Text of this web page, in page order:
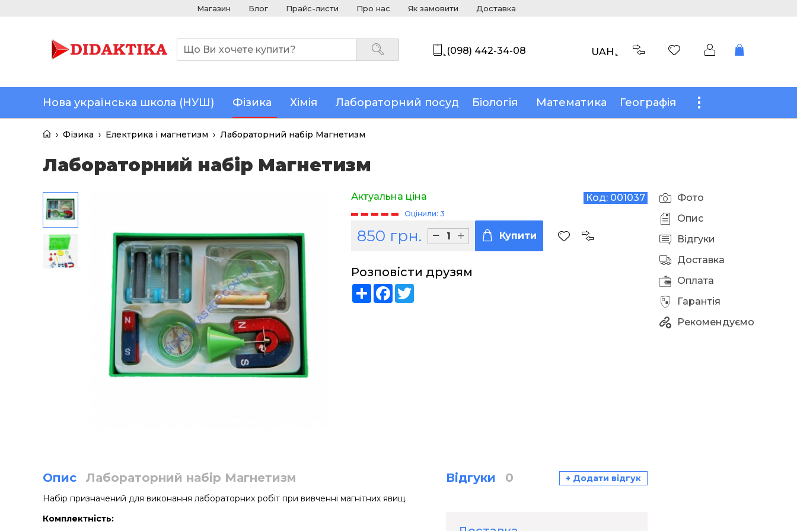
Магазин Блог Прайс-листи Про нас Як замовити Доставка
(098) 442-34-08 UAH
Нова українська школа (НУШ) Фізика Хімія Лабораторний посуд Біологія Математика Географія
› Фізика › Електрика і магнетизм › Лабораторний набір Магнетизм
Лабораторний набір Магнетизм
Фото
Опис
Відгуки
Доставка
Оплата
Гарантія
Рекомендуємо
Код: 001037
Актуальна ціна
Оцінили: 3
850 грн. Купити
Розповісти друзям
ShareFacebook
Опис Лабораторний набір Магнетизм
Набір призначений для виконання лабораторних робіт при вивченні магнітних явищ.
Комплектність:
Відгуки 0 + Додати відгук